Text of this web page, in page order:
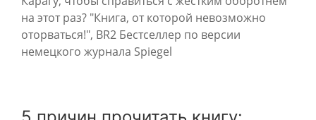
на этот раз? "Книга, от которой невозможно
оторваться!", BR2 Бестселлер по версии
немецкого журнала Spiegel